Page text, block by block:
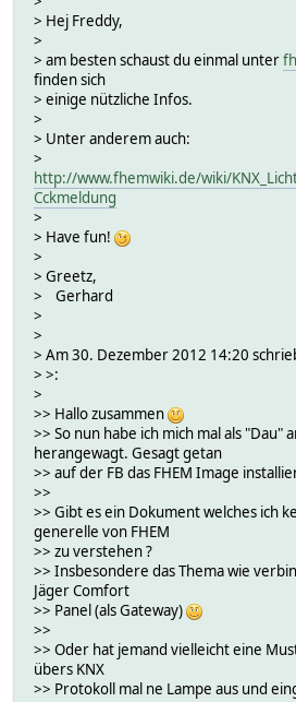
> Hej Freddy,
>
> am besten schaust du einmal unter
finden sich
> einige nützliche Infos.
>
> Unter anderem auch:
>
http://www.fhemwiki.de/wiki/
Cckmeldung
>
> Have fun!
>
> Greetz,
> Gerhard
>
>
> Am 30. Dezember 2012 14:20
> >:
>
>> Hallo zusammen
>> So nun habe ich mich mal als "Dau"
herangewagt. Gesagt getan
>> auf der FB das FHEM Image
>>
>> Gibt es ein Dokument welches ich
generelle von FHEM
>> zu verstehen ?
>> Insbesondere das Thema wie
Jäger Comfort
>> Panel (als Gateway)
>>
>> Oder hat jemand vielleicht eine
übers KNX
>> Protokoll mal ne Lampe aus und